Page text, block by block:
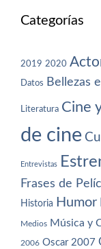
Categorías
2019 2020
Datos Bellezas
Literatura Cine
de cine
Entrevistas
Frases de
Historia Humor
Medios Música y
2006 Oscar 2007